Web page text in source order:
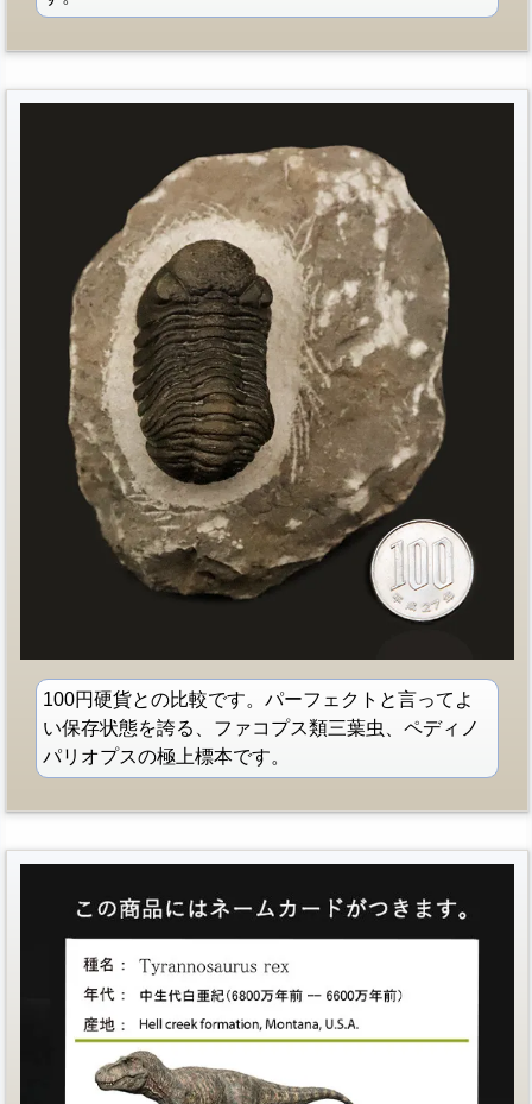
100円硬貨との比較です。パーフェクトと言ってよ
い保存状態を誇る、ファコプス類三葉虫、ペディノ
パリオプスの極上標本です。